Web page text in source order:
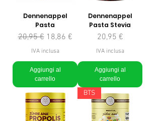
Dennenappel
Pasta
Prezzo regolare
20,95 € Prezzo scontato
18,86 €
IVA inclusa
Aggiungi al
carrello
Dennenappel
Pasta Stevia
Prezzo
20,95 €
IVA inclusa
Aggiungi al
carrello
BTS